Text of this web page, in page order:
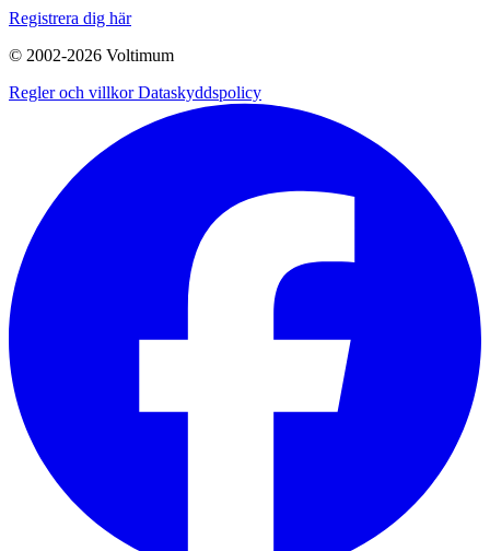
Registrera dig här
© 2002-2026 Voltimum
Regler och villkorDataskyddspolicy